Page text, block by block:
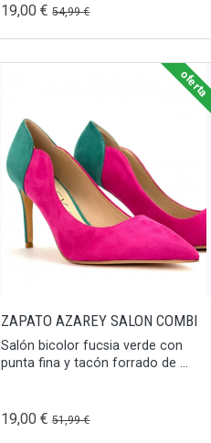
19,00 €54,99 €
ZAPATO AZAREY SALON COMBI
Salón bicolor fucsia verde con
punta fina y tacón forrado de ...
19,00 €51,99 €
oferta